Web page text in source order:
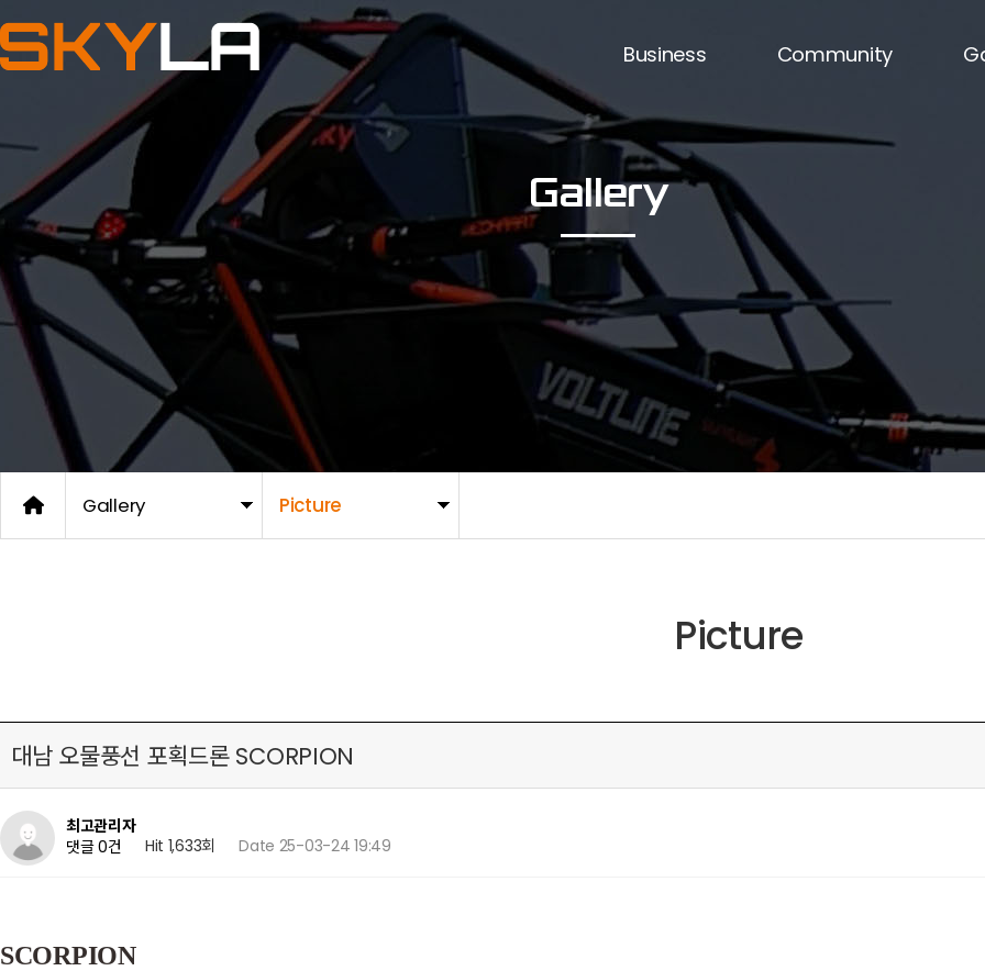
Business
Skyla V2
Scorpion
Skyla V3
Community
News
Gallery Picture
Gallery
Picture
대남 오물풍선 포획드론 SCORPION
최고관리자
댓글 0건
Hit 1,633회 Date 25-03-24 19:49
SCORPION